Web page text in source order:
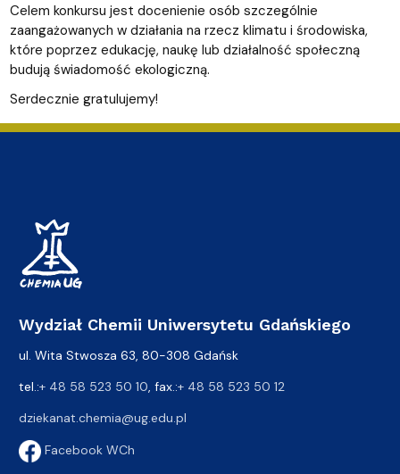
Celem konkursu jest docenienie osób szczególnie
zaangażowanych w działania na rzecz klimatu i środowiska,
które poprzez edukację, naukę lub działalność społeczną
budują świadomość ekologiczną.
Serdecznie gratulujemy!
Wydział Chemii Uniwersytetu Gdańskiego
ul. Wita Stwosza 63, 80-308 Gdańsk
tel.:+ 48 58 523 50 10, fax.:+ 48 58 523 50 12
dziekanat.chemia@ug.edu.pl
Facebook WCh